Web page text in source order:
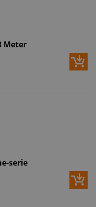
Meter
serie